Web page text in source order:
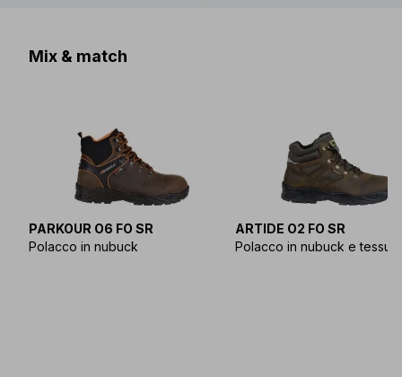
Mix & match
PARKOUR O6 FO SR
Polacco in nubuck
ARTIDE O2 FO SR
Polacco in nubuck e tessuto